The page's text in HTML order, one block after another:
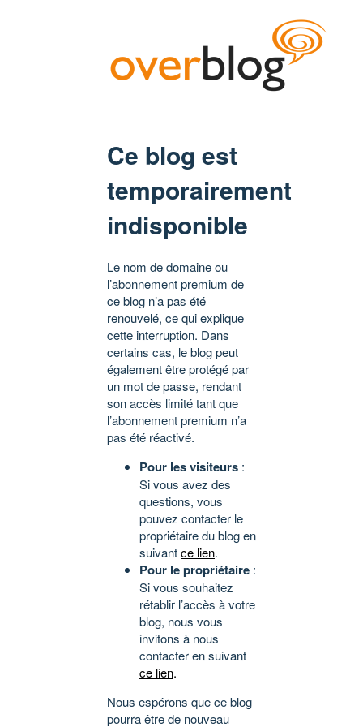
Ce blog est
temporairement
indisponible
Le nom de domaine ou
l’abonnement premium de
ce blog n’a pas été
renouvelé, ce qui explique
cette interruption. Dans
certains cas, le blog peut
également être protégé par
un mot de passe, rendant
son accès limité tant que
l’abonnement premium n’a
pas été réactivé.
Pour les visiteurs :
Si vous avez des
questions, vous
pouvez contacter le
propriétaire du blog en
suivantce lien.
Pour le propriétaire :
Si vous souhaitez
rétablir l’accès à votre
blog, nous vous
invitons à nous
contacter en suivant
ce lien.
Nous espérons que ce blog
pourra être de nouveau